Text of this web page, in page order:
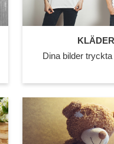
KLÄDER
Dina bilder